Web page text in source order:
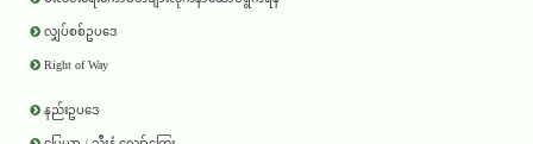
လျှပ်စစ်ဥပဒေ
Right of Way
နည်းဥပဒေ